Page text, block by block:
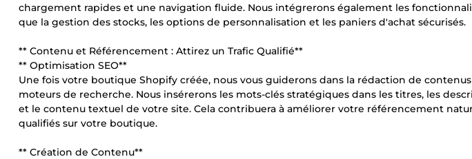
chargement rapides et une navigation fluide. Nous intégrerons également les
que la gestion des stocks, les options de personnalisation et les paniers d'achat sécurisés.
** Contenu et Référencement : Attirez un Trafic Qualifié**
** Optimisation SEO**
Une fois votre boutique Shopify créée, nous vous guiderons dans la rédaction de
moteurs de recherche. Nous insérerons les mots-clés stratégiques dans les titres, les
et le contenu textuel de votre site. Cela contribuera à améliorer votre référencement
qualifiés sur votre boutique.
** Création de Contenu**